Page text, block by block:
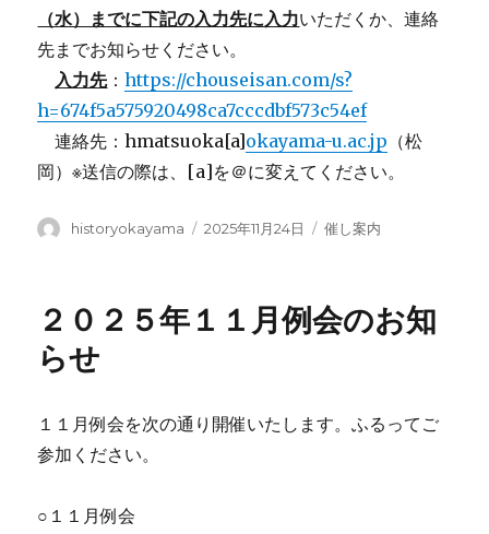
（水）までに下記の入力先に入力いただくか、連絡
先までお知らせください。
入力先：https://chouseisan.com/s?
h=674f5a575920498ca7cccdbf573c54ef
連絡先：hmatsuoka[a]okayama-u.ac.jp （松
岡）※送信の際は、[a]を＠に変えてください。
投
historyokayama
投
2025年11月24日
カ
ー
催し案内
２０２５年１１月例会のお知
らせ
１１月例会を次の通り開催いたします。ふるってご
参加ください。
○１１月例会